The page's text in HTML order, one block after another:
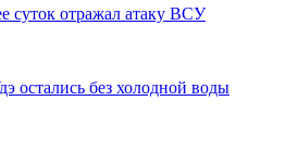
суток отражал атаку ВСУ
остались без холодной воды